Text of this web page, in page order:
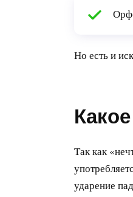
Но есть и
Так как
ударение